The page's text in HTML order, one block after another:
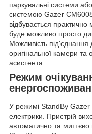
паркувальні системи або
системою Gazer
відбувається
буде можливо просто
Можливість під'єднання
оригінальної камери та
асистента.
Режим
У режимі StandBy
електрики. Пристрій
автоматично та миттєво